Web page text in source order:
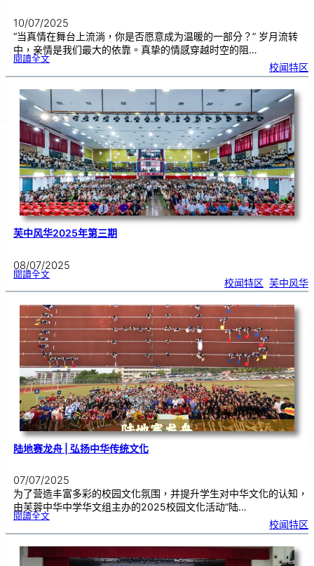
10/07/2025
“当真情在舞台上流淌，你是否愿意成为温暖的一部分？” 岁月流转
中，亲情是我们最大的依靠。真挚的情感穿越时空的阻…
閱讀全文:《
不
》
戏
剧学
会
大
型
公
演
校闻特区
芙中风华2025年第三期
08/07/2025
閱讀全文:芙
华
0
2
5
年
第
三
期
校闻特区 芙中风华
陆地赛龙舟 | 弘扬中华传统文化
07/07/2025
为了营造丰富多彩的校园文化氛围，并提升学生对中华文化的认知，
由芙蓉中华中学华文组主办的2025校园文化活动“陆…
閱讀全文:陆
龙
|弘
中
校闻特区